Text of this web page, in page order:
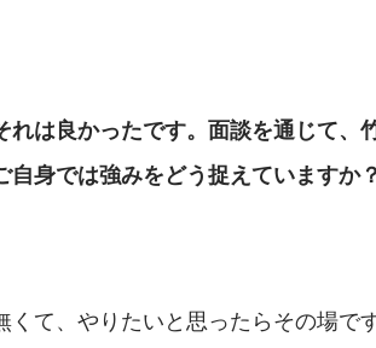
れは良かったです。面談を通じて、
身では強みをどう捉えていますか？
くて、やりたいと思ったらその場で